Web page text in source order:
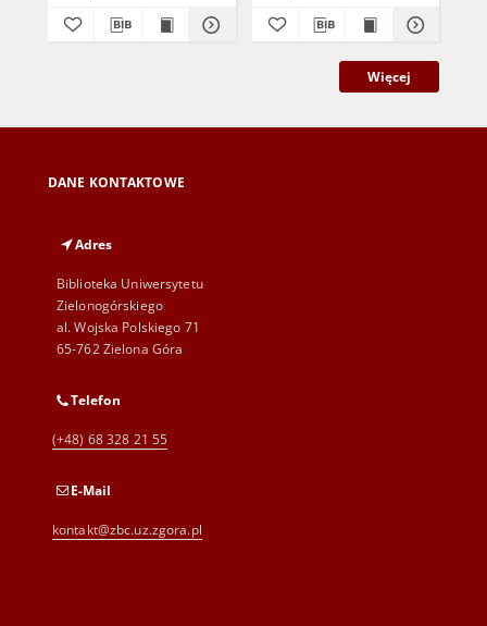
Więcej
DANE KONTAKTOWE
Adres
Biblioteka Uniwersytetu
Zielonogórskiego
al. Wojska Polskiego 71
65-762 Zielona Góra
Telefon
(+48) 68 328 21 55
E-Mail
kontakt@zbc.uz.zgora.pl